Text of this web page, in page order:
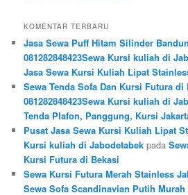
KOMENTAR TERBARU
Jasa Sewa Puff Hitam Silinder
081282848423Sewa Kursi kuliah di
Jasa Sewa Kursi Kuliah Lipat
Sewa Tenda Sofa Dan Kursi Futura di
081282848423Sewa Kursi kuliah di
Tenda Plafon, Panggung, Kursi
Pusat Jasa Sewa Kursi Kuliah Lipat
Kursi kuliah di Jabodetabek pada
Kursi Futura di Bekasi
Sewa Kursi Futura Merah Stainless
Sewa Sofa Scandinavian Putih Murah